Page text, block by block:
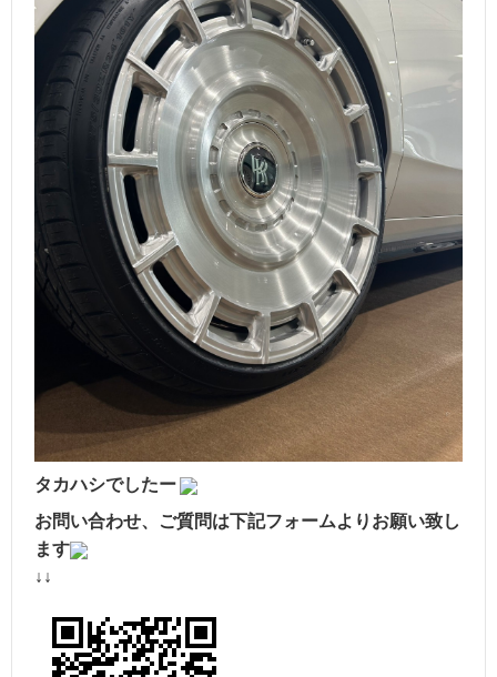
タカハシでしたー
お問い合わせ、ご質問は下記フォームよりお願い致し
ます
↓↓